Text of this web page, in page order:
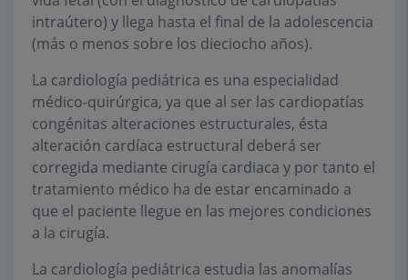
intraútero) y llega hasta el final de la adolescencia
(más o menos sobre los dieciocho años).
La cardiología pediátrica es una especialidad
médico-quirúrgica, ya que al ser las cardiopatías
congénitas alteraciones estructurales, ésta
alteración cardíaca estructural deberá ser
corregida mediante cirugía cardiaca y por tanto el
tratamiento médico ha de estar encaminado a
que el paciente llegue en las mejores condiciones
a la cirugía.
La cardiología pediátrica estudia las anomalías